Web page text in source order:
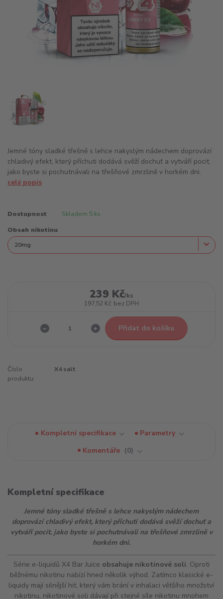
Jemné tóny sladké třešně s lehce nakyslým nádechem doprovází
chladivý efekt, který příchuti dodává svěží dochuť a vytváří pocit,
jako byste si pochutnávali na třešňové zmrzlině v horkém dni.
celý popis
Dostupnost Skladem 5 ks
Obsah nikotinu
239 Kč/ks
197,52 Kč bez DPH
Přidat do košíku
Číslo
produktu:
X4 salt
Kompletní specifikace
Parametry
Komentáře
0
Kompletní specifikace
Jemné tóny sladké třešně s lehce nakyslým nádechem
doprovází chladivý efekt, který příchuti dodává svěží dochuť a
vytváří pocit, jako byste si pochutnávali na třešňové zmrzlině v
horkém dni.
Série e-liquidů X4 Bar Juice obsahuje nikotinové soli. Oproti
běžnému nikotinu nabízí hned několik výhod. Zatímco klasické e-
liquidy mají silnější hit, který vám brání v inhalaci většího množství
nikotinu, nikotinové soli dávají při stejné síle nikotinu mnohem